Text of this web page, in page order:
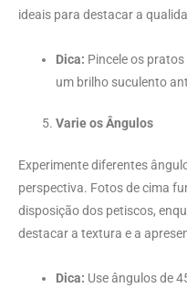
ideais para destacar a
Dica: Pincele os
um brilho suculento
Varie os Ângulos
Experimente diferentes
perspectiva. Fotos de cima
disposição dos petiscos,
destacar a textura e a
Dica: Use ângulos de